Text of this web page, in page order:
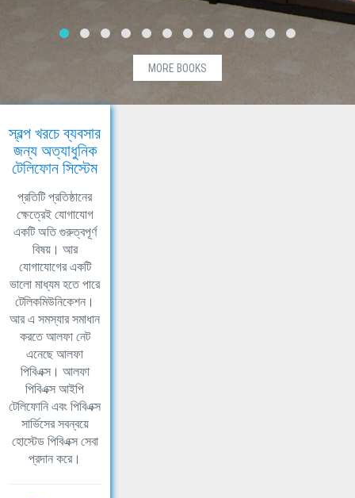
MORE BOOKS
স্বল্প খরচে ব্যবসার
জন্য অত্যাধুনিক
টেলিফোন সিস্টেম
প্রতিটি প্রতিষ্ঠানের
ক্ষেত্রেই যোগাযোগ
একটি অতি গুরুত্বপূর্ণ
বিষয়। আর
যোগাযোগের একটি
ভালো মাধ্যম হতে পারে
টেলিকমিউনিকেশন।
আর এ সমস্যার সমাধান
করতে আলফা নেট
এনেছে আলফা
পিবিএক্স। আলফা
পিবিএক্স আইপি
টেলিফোনি এবং পিবিএক্স
সার্ভিসের সবন্বয়ে
হোস্টেড পিবিএক্স সেবা
প্রদান করে।